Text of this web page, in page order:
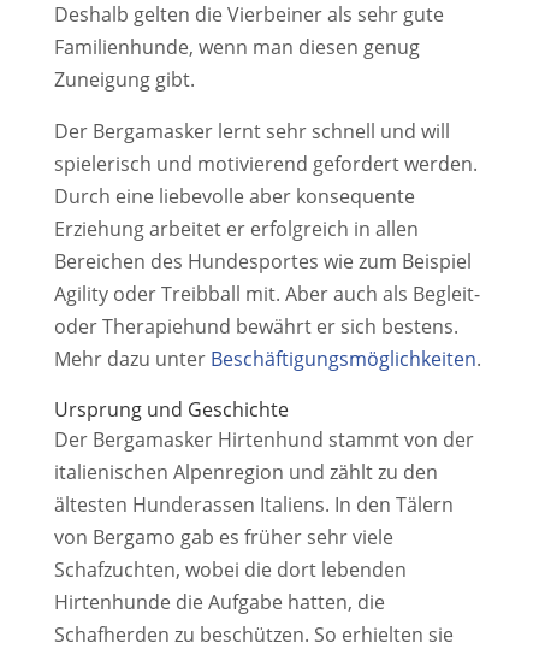
Deshalb gelten die Vierbeiner als sehr gute
Familienhunde, wenn man diesen genug
Zuneigung gibt.
Der Bergamasker lernt sehr schnell und will
spielerisch und motivierend gefordert werden.
Durch eine liebevolle aber konsequente
Erziehung arbeitet er erfolgreich in allen
Bereichen des Hundesportes wie zum Beispiel
Agility oder Treibball mit. Aber auch als Begleit-
oder Therapiehund bewährt er sich bestens.
Mehr dazu unter Beschäftigungsmöglichkeiten.
Ursprung und Geschichte
Der Bergamasker Hirtenhund stammt von der
italienischen Alpenregion und zählt zu den
ältesten Hunderassen Italiens. In den Tälern
von Bergamo gab es früher sehr viele
Schafzuchten, wobei die dort lebenden
Hirtenhunde die Aufgabe hatten, die
Schafherden zu beschützen. So erhielten sie